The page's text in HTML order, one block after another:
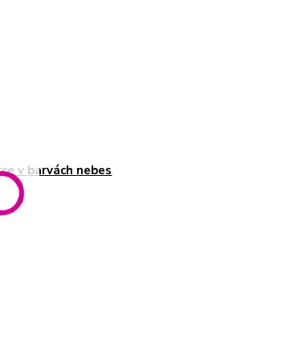
v barvách nebes